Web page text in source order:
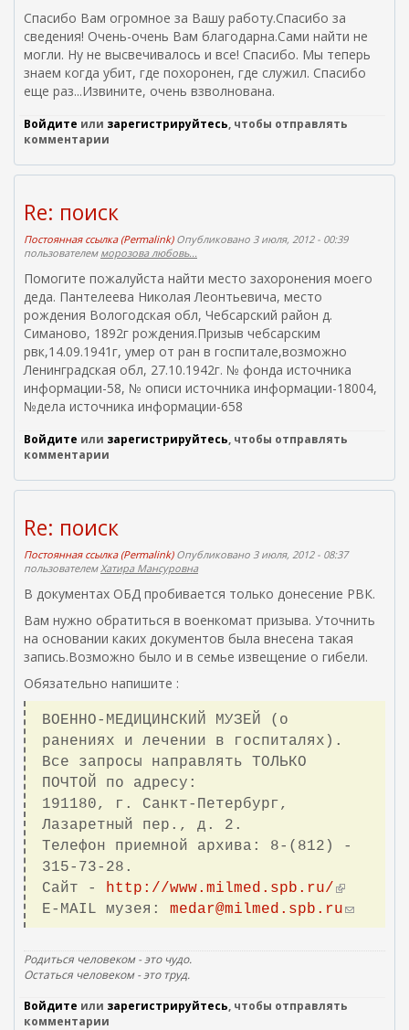
а
)
Спасибо Вам огромное за Вашу работу.Спасибо за
сведения! Очень-очень Вам благодарна.Сами найти не
могли. Ну не высвечивалось и все! Спасибо. Мы теперь
знаем когда убит, где похоронен, где служил. Спасибо
еще раз...Извините, очень взволнована.
Войдите или зарегистрируйтесь, чтобы отправлять
комментарии
Re: поиск
Постоянная ссылка (Permalink)Опубликовано 3 июля, 2012 - 00:39
пользователем морозова любовь...
Помогите пожалуйста найти место захоронения моего
деда. Пантелеева Николая Леонтьевича, место
рождения Вологодская обл, Чебсарский район д.
Симаново, 1892г рождения.Призыв чебсарским
рвк,14.09.1941г, умер от ран в госпитале,возможно
Ленинградская обл, 27.10.1942г. № фонда источника
информации-58, № описи источника информации-18004,
№дела источника информации-658
Войдите или зарегистрируйтесь, чтобы отправлять
комментарии
Re: поиск
Постоянная ссылка (Permalink)Опубликовано 3 июля, 2012 - 08:37
пользователемХатира Мансуровна
В документах ОБД пробивается только донесение РВК.
Вам нужно обратиться в военкомат призыва. Уточнить
на основании каких документов была внесена такая
запись.Возможно было и в семье извещение о гибели.
Обязательно напишите :
ВОЕННО-МЕДИЦИНСКИЙ МУЗЕЙ (о
ранениях и лечении в госпиталях).
Все запросы направлять ТОЛЬКО
ПОЧТОЙ по адресу:
191180, г. Санкт-Петербург,
Лазаретный пер., д. 2.
Телефон приемной архива: 8-(812) -
315-73-28.
Сайт - http://www.milmed.spb.ru/(
в
н
е
я
E-MAIL музея: medar@milmed.spb.ru(
с
с
к
Родиться человеком - это чудо.
Остаться человеком - это труд.
Войдите или зарегистрируйтесь, чтобы отправлять
комментарии